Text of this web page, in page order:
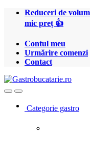
Treci
Treci
Reduceri de
mic preț 👍
Contul meu
Urmărire comenzi
Contact
OpenClose
Categorie gastro